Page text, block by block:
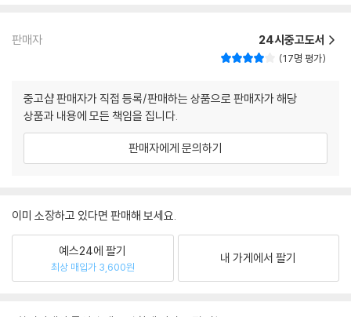
판매자 24시중고도서
17명 평가
중고샵 판매자가 직접 등록/판매하는 상품으로 판매자가 해당
상품과 내용에 모든 책임을 집니다.
판매자에게 문의하기
이미 소장하고 있다면 판매해 보세요.
예스24에 팔기
최상 매입가 3,600원
내 가게에서 팔기